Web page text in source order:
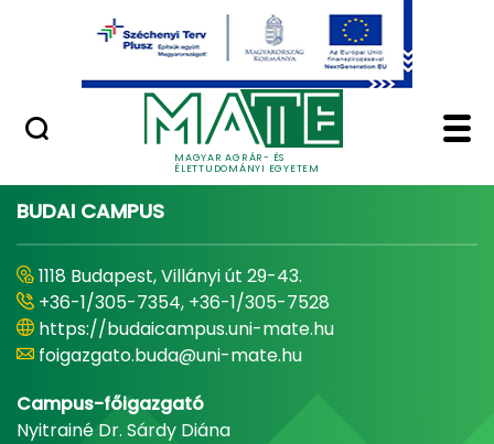
Ugrás a fő tartalomhoz
MAGYAR AGRÁR- ÉS
ÉLETTUDOMÁNYI EGYETEM
Minőségügy
Home - Magyar
BUDAI CAMPUS
1118 Budapest, Villányi út 29-43.
+36-1/305-7354, +36-1/305-7528
https://budaicampus.uni-mate.hu
foigazgato.buda@uni-mate.hu
Campus-főigazgató
Nyitrainé Dr. Sárdy Diána